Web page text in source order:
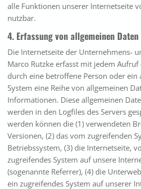
alle Funktionen unserer Internetseite
nutzbar.
4. Erfassung von allgemeinen
Die Internetseite der Unternehmens-
Marco Rutzke erfasst mit jedem
durch eine betroffene Person oder ein
System eine Reihe von allgemeinen
Informationen. Diese allgemeinen
werden in den Logfiles des Servers
werden können die (1) verwendeten
Versionen, (2) das vom zugreifenden
Betriebssystem, (3) die Internetseite,
zugreifendes System auf unsere
(sogenannte Referrer), (4) die
ein zugreifendes System auf unserer